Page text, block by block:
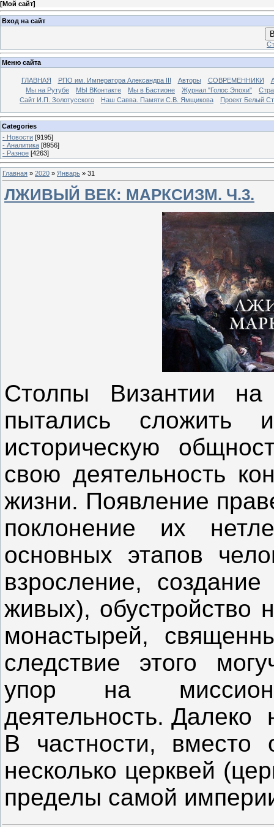
[Мой сайт]
Вход на сайт
Меню сайта
ГЛАВНАЯ РПО им. Императора Александра III Авторы СОВРЕМЕННИКИ
Мы на Рутубе
МЫ ВКонтакте Мы в Бастионе Журнал "Голос Эпохи"
Сайт И.П. Золотусского
Наш Савва. Памяти С.В. Ямщикова Проект Белый
Categories
- Новости [9195]
- Аналитика [8956]
- Разное [4263]
Главная » 2020 » Январь » 31
ЛЖИВЫЙ ВЕК: МАРКСИЗМ. Ч.3.
Столпы Византии на
пытались сложить
историческую
свою деятельность
жизни. Появление
поклонение их
основных этапов
взросление,
живых),
монастырей,
следствие этого
упор на
деятельность. Далеко
В частности, вместо
несколько церквей
пределы самой